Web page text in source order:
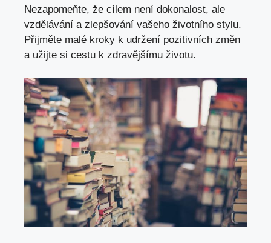
Nezapomeňte, že cílem není dokonalost, ale
vzdělávání a zlepšování vašeho životního stylu.
Přijměte malé kroky k udržení pozitivních změn
a užijte si cestu k zdravějšímu životu.